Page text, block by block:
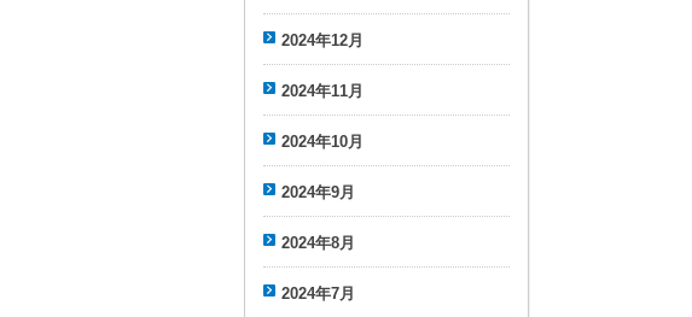
2024年12月
2024年11月
2024年10月
2024年9月
2024年8月
2024年7月